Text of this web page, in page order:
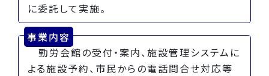
に委託して実施。
事業内容
勤労会館の受付・案内、施設管理システムに
よる施設予約、市民からの電話問合せ対応等